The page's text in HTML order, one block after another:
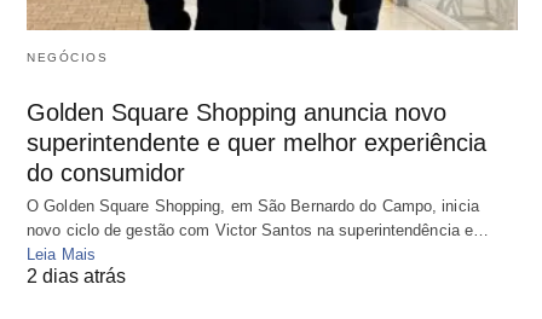
NEGÓCIOS
Golden Square Shopping anuncia novo
superintendente e quer melhor experiência
do consumidor
O Golden Square Shopping, em São Bernardo do Campo, inicia
novo ciclo de gestão com Victor Santos na superintendência e…
Leia Mais
2 dias atrás